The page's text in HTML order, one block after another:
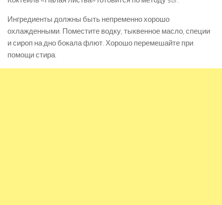
Ингредиенты должны быть непременно хорошо
охлажденными. Поместите водку, тыквенное масло, специи
и сироп на дно бокала флют. Хорошо перемешайте при
помощи стира.